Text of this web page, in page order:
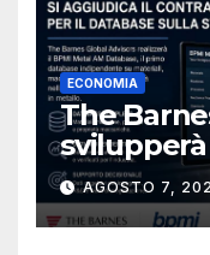
ECONOMIA
The
database
metallica
navale
AGOSTO 7,